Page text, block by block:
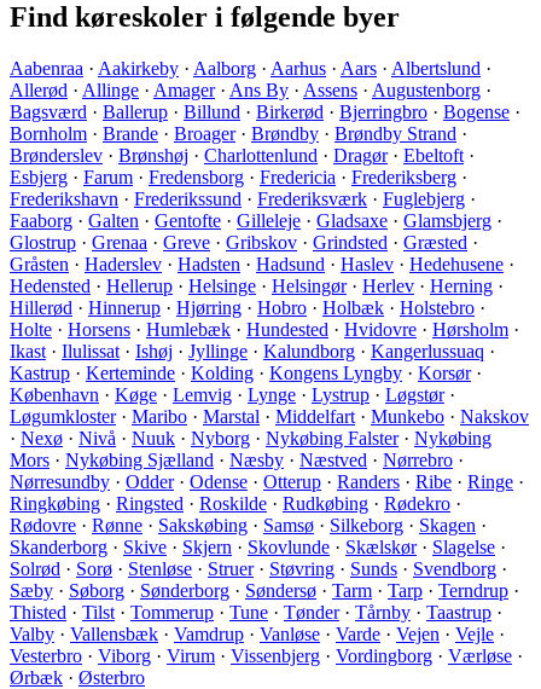
Find køreskoler i følgende byer
Aabenraa · Aakirkeby · Aalborg · Aarhus · Aars · Albertslund ·
Allerød · Allinge · Amager· Ans By · Assens · Augustenborg ·
Bagsværd · Ballerup · Billund · Birkerød · Bjerringbro · Bogense ·
Bornholm · Brande · Broager· Brøndby · Brøndby Strand ·
Brønderslev · Brønshøj · Charlottenlund · Dragør· Ebeltoft ·
Esbjerg · Farum · Fredensborg · Fredericia · Frederiksberg ·
Frederikshavn · Frederikssund · Frederiksværk · Fuglebjerg ·
Faaborg · Galten · Gentofte · Gilleleje · Gladsaxe · Glamsbjerg ·
Glostrup · Grenaa · Greve · Gribskov · Grindsted · Græsted ·
Gråsten · Haderslev · Hadsten · Hadsund · Haslev · Hedehusene ·
Hedensted · Hellerup · Helsinge · Helsingør· Herlev · Herning ·
Hillerød · Hinnerup · Hjørring · Hobro · Holbæk · Holstebro ·
Holte · Horsens · Humlebæk · Hundested · Hvidovre · Hørsholm ·
Ikast · Ilulissat · Ishøj · Jyllinge · Kalundborg · Kangerlussuaq ·
Kastrup · Kerteminde · Kolding · Kongens Lyngby · Korsør·
København · Køge · Lemvig · Lynge · Lystrup · Løgstør·
Løgumkloster· Maribo · Marstal · Middelfart · Munkebo · Nakskov
· Nexø · Nivå · Nuuk · Nyborg · Nykøbing Falster· Nykøbing
Mors · Nykøbing Sjælland · Næsby · Næstved · Nørrebro ·
Nørresundby · Odder· Odense · Otterup · Randers · Ribe · Ringe ·
Ringkøbing · Ringsted · Roskilde · Rudkøbing · Rødekro ·
Rødovre · Rønne · Sakskøbing · Samsø · Silkeborg · Skagen ·
Skanderborg · Skive · Skjern · Skovlunde · Skælskør· Slagelse ·
Solrød · Sorø · Stenløse · Struer· Støvring · Sunds · Svendborg ·
Sæby · Søborg · Sønderborg · Søndersø · Tarm · Tarp · Terndrup ·
Thisted · Tilst · Tommerup · Tune · Tønder· Tårnby · Taastrup ·
Valby · Vallensbæk · Vamdrup · Vanløse · Varde · Vejen · Vejle ·
Vesterbro · Viborg · Virum · Vissenbjerg · Vordingborg · Værløse ·
Ørbæk · Østerbro